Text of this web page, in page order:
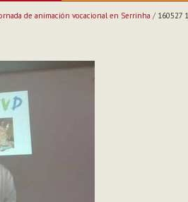
de animación vocacional en Serrinha / 160527